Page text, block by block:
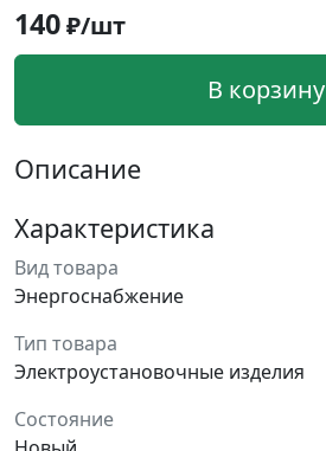
140₽/шт
В корзину
Описание
Характеристика
Вид товара
Энергоснабжение
Тип товара
Электроустановочные изделия
Состояние